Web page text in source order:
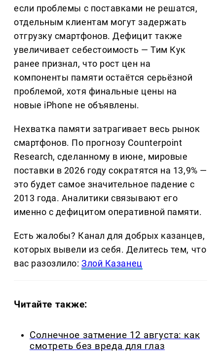
если проблемы с поставками не решатся,
отдельным клиентам могут задержать
отгрузку смартфонов. Дефицит также
увеличивает себестоимость — Тим Кук
ранее признал, что рост цен на
компоненты памяти остаётся серьёзной
проблемой, хотя финальные цены на
новые iPhone не объявлены.
Нехватка памяти затрагивает весь рынок
смартфонов. По прогнозу Counterpoint
Research, сделанному в июне, мировые
поставки в 2026 году сократятся на 13,9% —
это будет самое значительное падение с
2013 года. Аналитики связывают его
именно с дефицитом оперативной памяти.
Есть жалобы? Канал для добрых казанцев,
которых вывели из себя. Делитеcь тем, что
вас разозлило:Злой Казанец
Читайте также:
Солнечное затмение 12 августа: как
смотреть без вреда для глаз